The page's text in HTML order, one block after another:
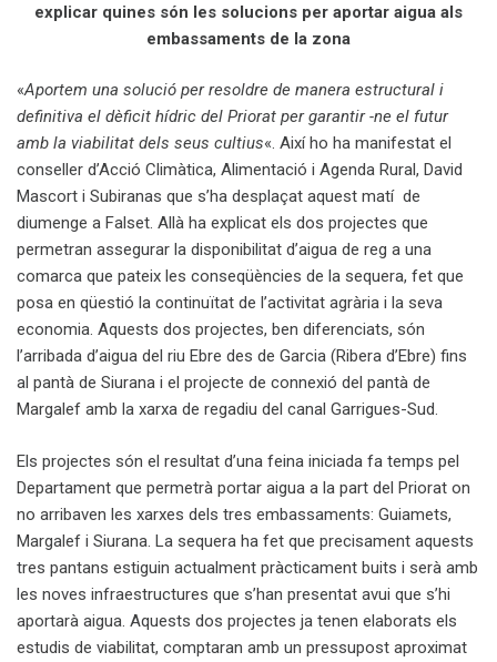
explicar quines són les solucions per aportar aigua als
embassaments de la zona
«Aportem una solució per resoldre de manera estructural i
definitiva el dèficit hídric del Priorat per garantir -ne el futur
amb la viabilitat dels seus cultius«. Així ho ha manifestat el
conseller d’Acció Climàtica, Alimentació i Agenda Rural, David
Mascort i Subiranas que s’ha desplaçat aquest matí de
diumenge a Falset. Allà ha explicat els dos projectes que
permetran assegurar la disponibilitat d’aigua de reg a una
comarca que pateix les conseqüències de la sequera, fet que
posa en qüestió la continuïtat de l’activitat agrària i la seva
economia. Aquests dos projectes, ben diferenciats, són
l’arribada d’aigua del riu Ebre des de Garcia (Ribera d’Ebre) fins
al pantà de Siurana i el projecte de connexió del pantà de
Margalef amb la xarxa de regadiu del canal Garrigues-Sud.
Els projectes són el resultat d’una feina iniciada fa temps pel
Departament que permetrà portar aigua a la part del Priorat on
no arribaven les xarxes dels tres embassaments: Guiamets,
Margalef i Siurana. La sequera ha fet que precisament aquests
tres pantans estiguin actualment pràcticament buits i serà amb
les noves infraestructures que s’han presentat avui que s’hi
aportarà aigua. Aquests dos projectes ja tenen elaborats els
estudis de viabilitat, comptaran amb un pressupost aproximat